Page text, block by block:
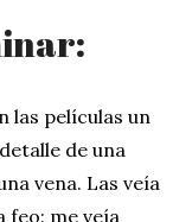
las películas un
de una
vena. Las veía
feo: me veía